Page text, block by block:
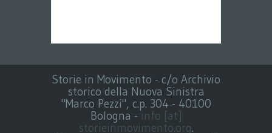
Storie in Movimento - c/o Archivio
storico della Nuova Sinistra
"Marco Pezzi", c.p. 304 - 40100
Bologna - info [at]
storieinmovimento.org.